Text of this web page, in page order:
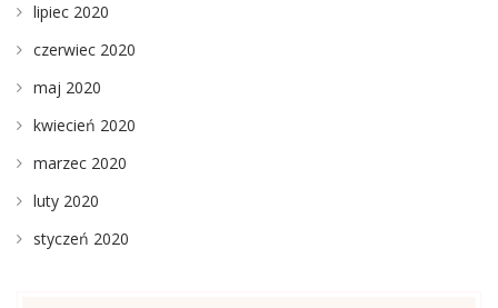
lipiec 2020
czerwiec 2020
maj 2020
kwiecień 2020
marzec 2020
luty 2020
styczeń 2020